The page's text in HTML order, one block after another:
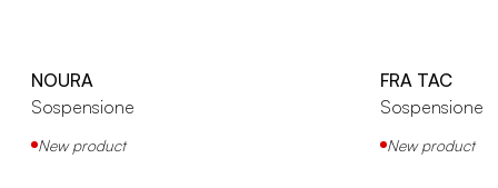
NOURA
Sospensione
New product
FRA TAC
Sospensione
New product